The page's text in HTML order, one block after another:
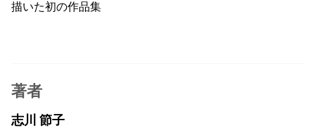
描いた初の作品集
著者
志川 節子